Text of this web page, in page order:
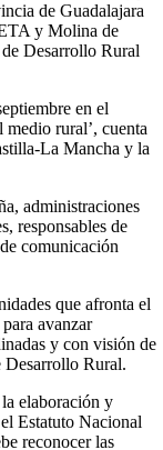
de Guadalajara
y Molina de
Desarrollo Rural
en el
medio rural’, cuenta
La Mancha y la
administraciones
responsables de
comunicación
que afronta el
avanzar
y con visión de
Desarrollo Rural.
elaboración y
Estatuto Nacional
reconocer las